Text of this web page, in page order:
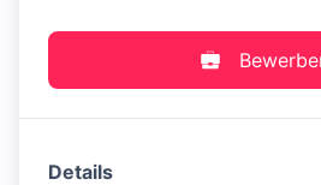
Details